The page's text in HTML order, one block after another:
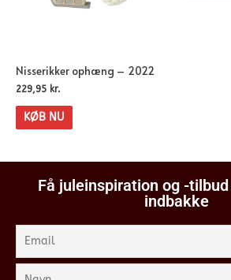
Nisserikker ophæng – 2022
229,95 kr.
KØB NU
Få juleinspiration og -
indbakke